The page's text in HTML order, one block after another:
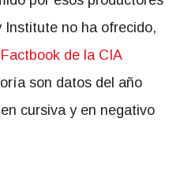
Institute no ha ofrecido,
de la CIA
son datos del año
cursiva y en negativo